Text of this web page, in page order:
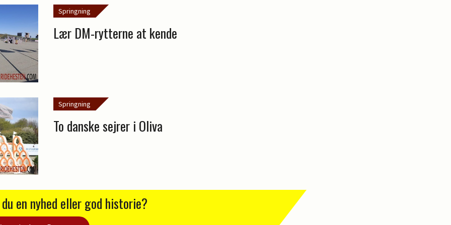
Springning
Lær DM-rytterne at kende
Springning
To danske sejrer i Oliva
en nyhed eller god historie?